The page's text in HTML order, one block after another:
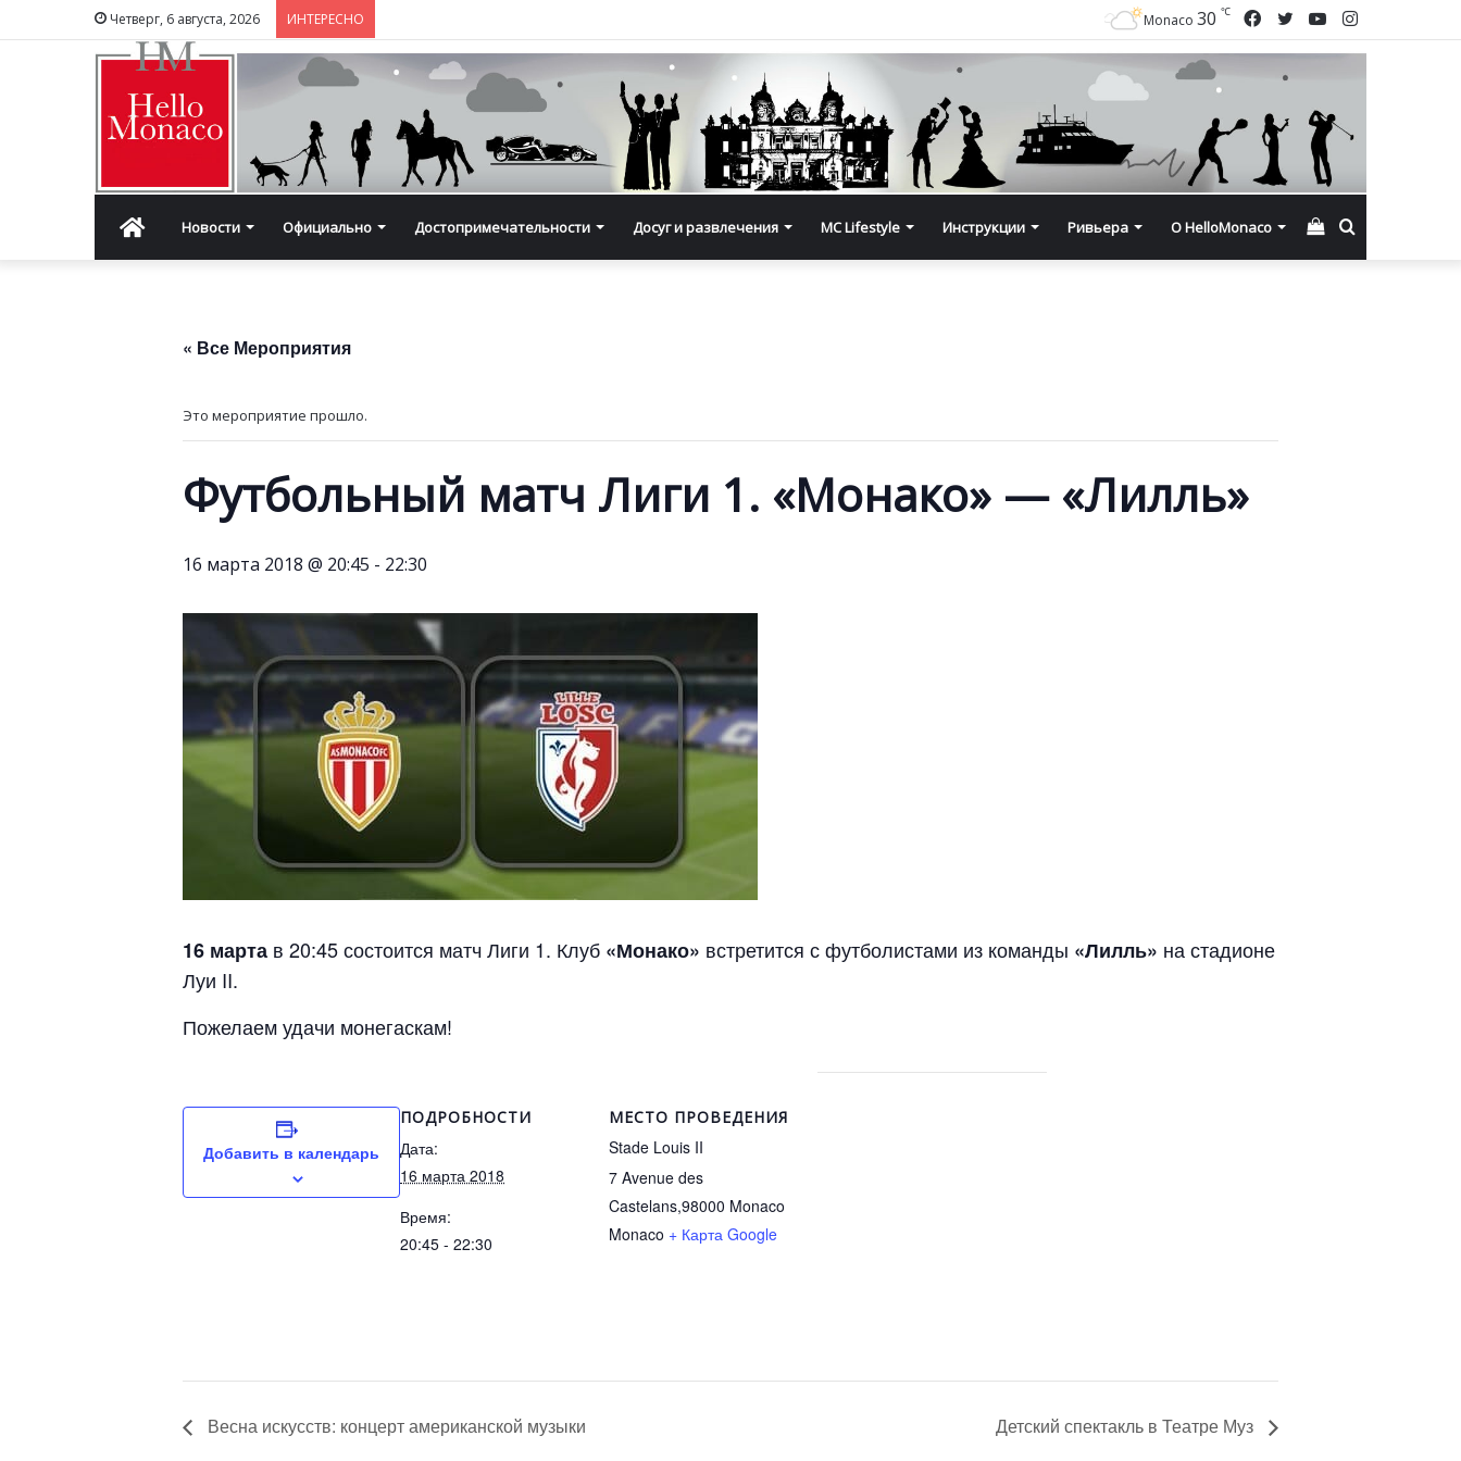
Четверг, 6 августа, 2026 ИНТЕРЕСНО Instagram
YouTube
Twitter
Facebook
Monaco 30 ℃
ГлавнаяНовости Официально Достопримечательности Досуг и развлечения MC Lifestyle Инструкции Ривьера О HelloMonaco Смотреть
« Все Мероприятия
Это мероприятие прошло.
Футбольный матч Лиги 1. «Монако» — «Лилль»
16 марта 2018 @ 20:45 - 22:30
16 марта в 20:45 состоится матч Лиги 1. Клуб «Монако» встретится с футболистами из команды «Лилль» на стадионе
Луи II.
Пожелаем удачи монегаскам!
Добавить в календарь
ПОДРОБНОСТИ
Дата:
16 марта 2018
Время:
20:45 - 22:30
МЕСТО ПРОВЕДЕНИЯ
Stade Louis II
7 Avenue des
Castelans,98000 Monaco
Monaco + Карта Google
Весна искусств: концерт американской музыки Детский спектакль в Театре Муз